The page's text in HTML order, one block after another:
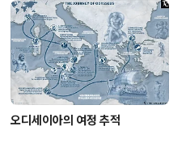
오디세이아의 여정 추적